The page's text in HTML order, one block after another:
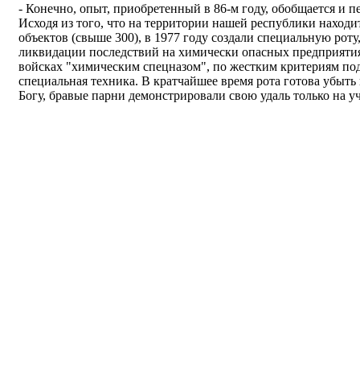
- Конечно, опыт, приобретенный в 86-м году, обобщается и
Исходя из того, что на территории нашей республики
объектов (свыше 300), в 1977 году создали специальную
ликвидации последствий на химически опасных
войсках "химическим спецназом", по жестким критериям
специальная техника. В кратчайшее время рота готова
Богу, бравые парни демонстрировали свою удаль только на